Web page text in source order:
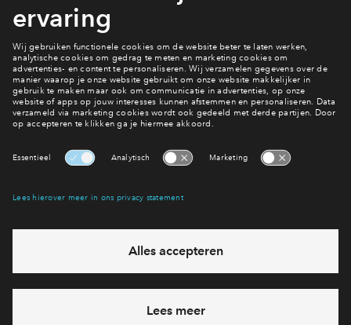
verkocht - 17woningen